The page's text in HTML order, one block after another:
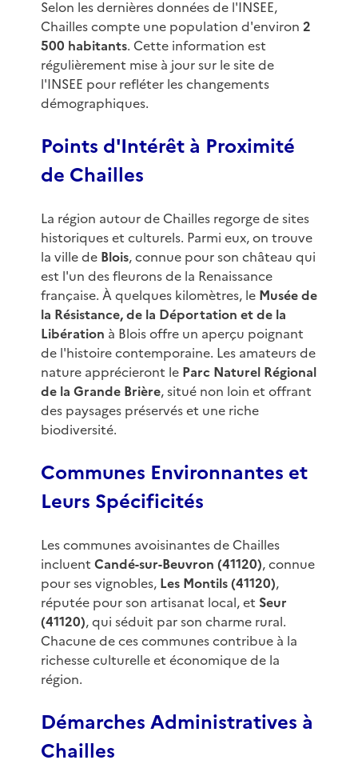
Selon les dernières données de l'INSEE,
Chailles compte une population d'environ 2
500 habitants. Cette information est
régulièrement mise à jour sur le site de
l'INSEE pour refléter les changements
démographiques.
Points d'Intérêt à Proximité
de Chailles
La région autour de Chailles regorge de sites
historiques et culturels. Parmi eux, on trouve
la ville de Blois, connue pour son château qui
est l'un des fleurons de la Renaissance
française. À quelques kilomètres, le Musée de
la Résistance, de la Déportation et de la
Libération à Blois offre un aperçu poignant
de l'histoire contemporaine. Les amateurs de
nature apprécieront le Parc Naturel Régional
de la Grande Brière, situé non loin et offrant
des paysages préservés et une riche
biodiversité.
Communes Environnantes et
Leurs Spécificités
Les communes avoisinantes de Chailles
incluent Candé-sur-Beuvron (41120), connue
pour ses vignobles, Les Montils (41120),
réputée pour son artisanat local, et Seur
(41120), qui séduit par son charme rural.
Chacune de ces communes contribue à la
richesse culturelle et économique de la
région.
Démarches Administratives à
Chailles